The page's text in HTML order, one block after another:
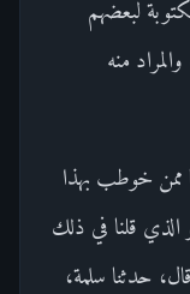
لبعضهم
منه
قد دخلا (46) وكانا ممن خوطب بهذا
قلنا في ذلك
حميد قال، حدثنا سلمة،